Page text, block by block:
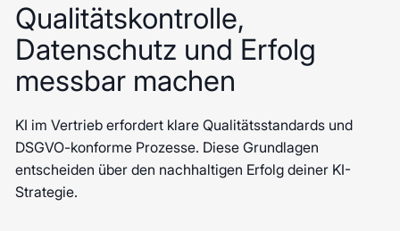
Qualitätskontrolle,
Datenschutz und Erfolg
messbar machen
KI im Vertrieb erfordert klare Qualitätsstandards und
DSGVO-konforme Prozesse. Diese Grundlagen
entscheiden über den nachhaltigen Erfolg deiner KI-
Strategie.